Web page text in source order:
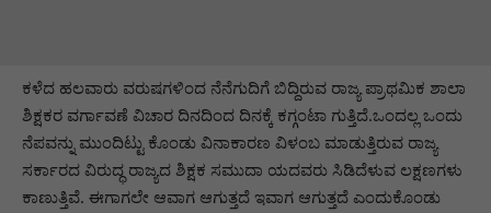
ಕಳೆದ ಹಲವಾರು ವರುಷಗಳಿಂದ ನೆನೆಗುದಿಗೆ ಬಿದ್ದಿರುವ ರಾಜ್ಯ ಪ್ರಾಥಮಿಕ ಶಾಲಾ
ಶಿಕ್ಷಕರ ವರ್ಗಾವಣೆ ವಿಚಾರ ದಿನದಿಂದ ದಿನಕ್ಕೆ ಕಗ್ಗಂಟಾ ಗುತ್ತಿದೆ.ಒಂದಲ್ಲ ಒಂದು
ನೆಪವನ್ನು ಮುಂದಿಟ್ಟು ಕೊಂಡು ವಿನಾಕಾರಣ ವಿಳಂಬ ಮಾಡುತ್ತಿರುವ ರಾಜ್ಯ
ಸರ್ಕಾರದ ವಿರುದ್ಧ ರಾಜ್ಯದ ಶಿಕ್ಷಕ ಸಮುದಾ ಯದವರು ಸಿಡಿದೆಳುವ ಲಕ್ಷಣಗಳು
ಕಾಣುತ್ತಿವೆ. ಈಗಾಗಲೇ ಆವಾಗ ಆಗುತ್ತದೆ ಇವಾಗ ಆಗುತ್ತದೆ ಎಂದುಕೊಂಡು